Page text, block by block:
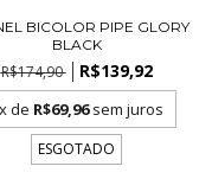
BICOLOR PIPE GLORY
BLACK
R$174,90 R$139,92
de R$69,96sem juros
ESGOTADO